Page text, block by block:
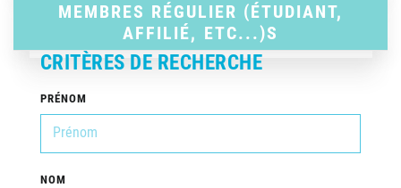
MEMBRES RÉGULIER (ÉTUDIANT,
AFFILIÉ, ETC...)S
CRITÈRES DE RECHERCHE
PRÉNOM
NOM